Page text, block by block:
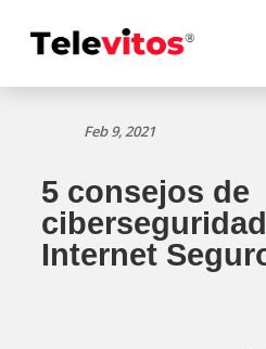
Feb 9, 2021
5 consejos de
Internet